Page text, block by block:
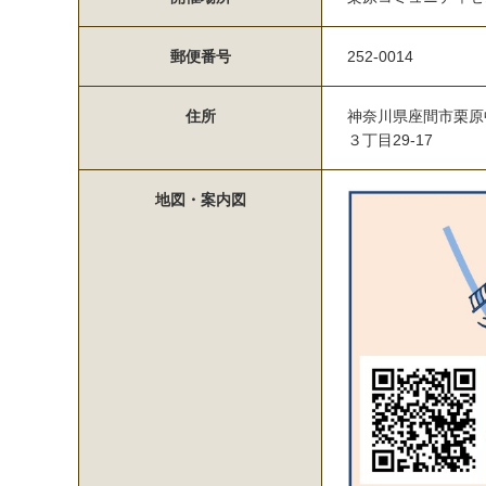
郵便番号 252-0014
住所
神奈川県座間市栗
３丁目29-17
地図・案内図